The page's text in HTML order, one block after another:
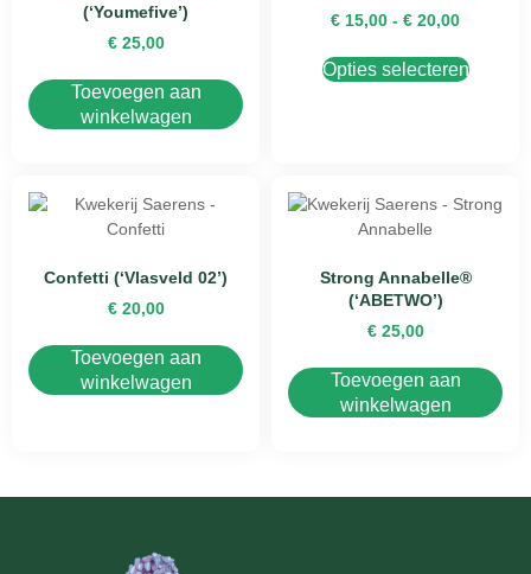
(‘Youmefive’)
€25,00
Toevoegen aan
winkelwagen
€ 15,00 - € 20,00
Opties selecteren
Confetti (‘Vlasveld 02’)
€20,00
Toevoegen aan
winkelwagen
Strong Annabelle®
(‘ABETWO’)
€25,00
Toevoegen aan
winkelwagen